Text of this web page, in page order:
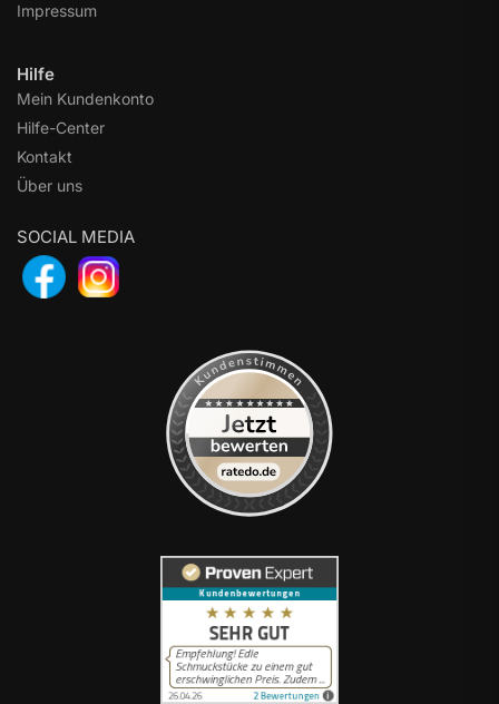
Impressum
Hilfe
Mein Kundenkonto
Hilfe-Center
Kontakt
Über uns
SOCIAL MEDIA